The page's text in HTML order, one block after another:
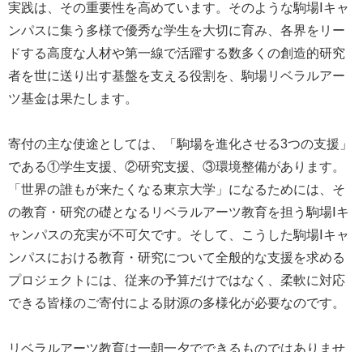
実践は、その重要性を高めています。そのような駒場Ⅰキャ
ンパスに集う多様で優秀な学生を大切に育み、各界をリー
ドする高度な人材や第一線で活躍する数多くの創造的研究
者を世に送り出す基盤を支える役割を、駒場リベラルアー
ツ基金は果たします。
寄付の主な使途としては、「駒場を進化させる3つの支援」
である①学生支援、②研究支援、③環境整備があります。
「世界の誰もが来たくなる東京大学」になるためには、そ
の教育・研究の礎となるリベラルアーツ教育を担う駒場Ⅰキ
ャンパスの充実が不可欠です。そして、こうした駒場Ⅰキャ
ンパスにおける教育・研究について全般的な支援を求める
プロジェクトには、従来の予算だけではなく、柔軟に対応
できる皆様のご寄付による財源の多様化が必要なのです。
リベラルアーツ教育は一朝一夕でできるものではありませ